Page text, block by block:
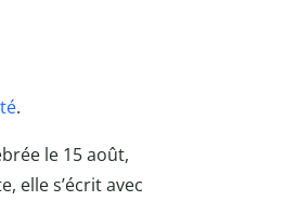
.
le 15 août,
elle s’écrit avec